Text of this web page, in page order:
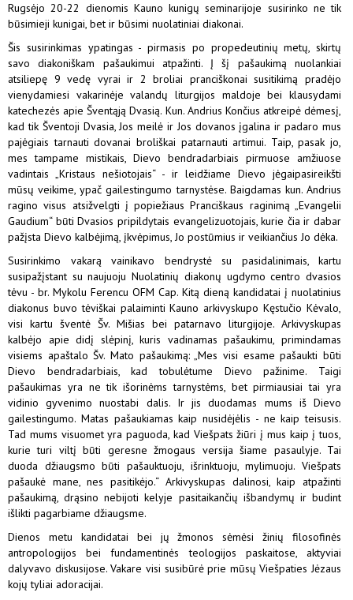
Rugsėjo 20-22 dienomis Kauno kunigų seminarijoje susirinko ne tik
būsimieji kunigai, bet ir būsimi nuolatiniai diakonai.
Šis susirinkimas ypatingas - pirmasis po propedeutinių metų, skirtų
savo diakoniškam pašaukimui atpažinti. Į šį pašaukimą nuolankiai
atsiliepę 9 vedę vyrai ir 2 broliai pranciškonai susitikimą pradėjo
vienydamiesi vakarinėje valandų liturgijos maldoje bei klausydami
katechezės apie Šventąją Dvasią. Kun. Andrius Končius atkreipė dėmesį,
kad tik Šventoji Dvasia, Jos meilė ir Jos dovanos įgalina ir padaro mus
pajėgiais tarnauti dovanai broliškai patarnauti artimui. Taip, pasak jo,
mes tampame mistikais, Dievo bendradarbiais pirmuose amžiuose
vadintais „Kristaus nešiotojais“ - ir leidžiame Dievo jėgaipasireikšti
mūsų veikime, ypač gailestingumo tarnystėse. Baigdamas kun. Andrius
ragino visus atsižvelgti į popiežiaus Pranciškaus raginimą „Evangelii
Gaudium“ būti Dvasios pripildytais evangelizuotojais, kurie čia ir dabar
pažįsta Dievo kalbėjimą, įkvėpimus, Jo postūmius ir veikiančius Jo dėka.
Susirinkimo vakarą vainikavo bendrystė su pasidalinimais, kartu
susipažįstant su naujuoju Nuolatinių diakonų ugdymo centro dvasios
tėvu - br. Mykolu Ferencu OFM Cap. Kitą dieną kandidatai į nuolatinius
diakonus buvo tėviškai palaiminti Kauno arkivyskupo Kęstučio Kėvalo,
visi kartu šventė Šv. Mišias bei patarnavo liturgijoje. Arkivyskupas
kalbėjo apie didį slėpinį, kuris vadinamas pašaukimu, primindamas
visiems apaštalo Šv. Mato pašaukimą: „Mes visi esame pašaukti būti
Dievo bendradarbiais, kad tobulėtume Dievo pažinime. Taigi
pašaukimas yra ne tik išorinėms tarnystėms, bet pirmiausiai tai yra
vidinio gyvenimo nuostabi dalis. Ir jis duodamas mums iš Dievo
gailestingumo. Matas pašaukiamas kaip nusidėjėlis - ne kaip teisusis.
Tad mums visuomet yra paguoda, kad Viešpats žiūri į mus kaip į tuos,
kurie turi viltį būti geresne žmogaus versija šiame pasaulyje. Tai
duoda džiaugsmo būti pašauktuoju, išrinktuoju, mylimuoju. Viešpats
pašaukė mane, nes pasitikėjo.“ Arkivyskupas dalinosi, kaip atpažinti
pašaukimą, drąsino nebijoti kelyje pasitaikančių išbandymų ir budint
išlikti pagarbiame džiaugsme.
Dienos metu kandidatai bei jų žmonos sėmėsi žinių filosofinės
antropologijos bei fundamentinės teologijos paskaitose, aktyviai
dalyvavo diskusijose. Vakare visi susibūrė prie mūsų Viešpaties Jėzaus
kojų tyliai adoracijai.